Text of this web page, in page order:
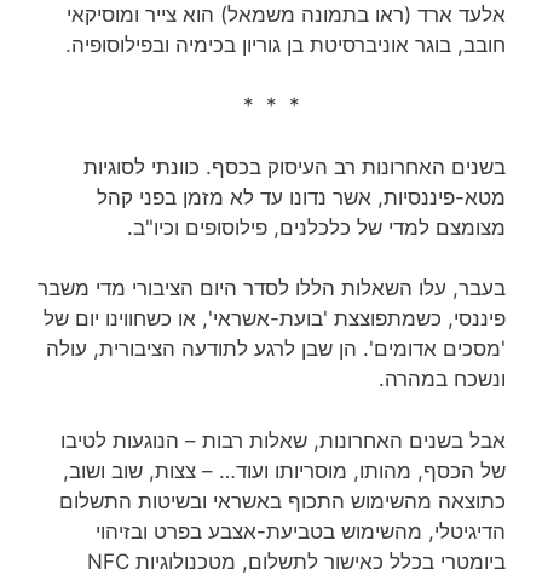
אלעד ארד (ראו בתמונה משמאל) הוא צייר ומוסיקאי
חובב, בוגר אוניברסיטת בן גוריון בכימיה ובפילוסופיה.
* * *
בשנים האחרונות רב העיסוק בכסף. כוונתי לסוגיות
מטא-פיננסיות, אשר נדונו עד לא מזמן בפני קהל
מצומצם למדי של כלכלנים, פילוסופים וכיו"ב.
בעבר, עלו השאלות הללו לסדר היום הציבורי מדי משבר
פיננסי, כשמתפוצצת 'בועת-אשראי', או כשחווינו יום של
'מסכים אדומים'. הן שבן לרגע לתודעה הציבורית, עולה
ונשכח במהרה.
אבל בשנים האחרונות, שאלות רבות – הנוגעות לטיבו
של הכסף, מהותו, מוסריותו ועוד… – צצות, שוב ושוב,
כתוצאה מהשימוש התכוף באשראי ובשיטות התשלום
הדיגיטלי, מהשימוש בטביעת-אצבע בפרט ובזיהוי
ביומטרי בכלל כאישור לתשלום, מטכנולוגיות NFC